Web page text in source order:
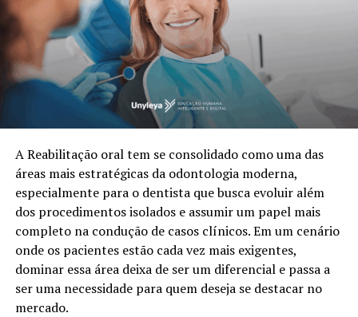
A Reabilitação oral tem se consolidado como uma das
áreas mais estratégicas da odontologia moderna,
especialmente para o dentista que busca evoluir além
dos procedimentos isolados e assumir um papel mais
completo na condução de casos clínicos. Em um cenário
onde os pacientes estão cada vez mais exigentes,
dominar essa área deixa de ser um diferencial e passa a
ser uma necessidade para quem deseja se destacar no
mercado.